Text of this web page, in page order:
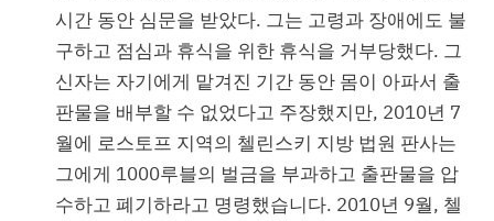
시간 동안 심문을 받았다. 그는 고령과 장애에도 불
구하고 점심과 휴식을 위한 휴식을 거부당했다. 그
신자는 자기에게 맡겨진 기간 동안 몸이 아파서 출
판물을 배부할 수 없었다고 주장했지만, 2010년 7
월에 로스토프 지역의 첼린스키 지방 법원 판사는
그에게 1000루블의 벌금을 부과하고 출판물을 압
수하고 폐기하라고 명령했습니다. 2010년 9월, 첼